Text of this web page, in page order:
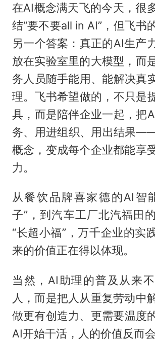
在AI概念满天飞的今天，很
结“要不要all in AI”，但飞书
另一个答案：真正的AI生产
放在实验室里的大模型，而
务人员随手能用、能解决真
理。飞书希望做的，不只是
具，而是陪伴企业一起，把
务、用进组织、用出结果
概念，变成每个企业都能享
力。
从餐饮品牌喜家德的AI智
子”，到汽车工厂北汽福田
“长超小福”，万千企业的实
来的价值正在得以体现。
当然，AI助理的普及从来
人，而是把人从重复劳动中
做更有创造力、更需要温
AI开始干活，人的价值反而会